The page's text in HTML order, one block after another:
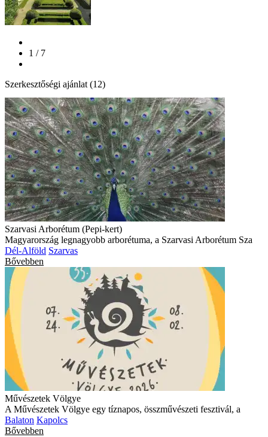
1 / 7
Szerkesztőségi ajánlat (12)
Szarvasi Arborétum (Pepi-kert)
Magyarország legnagyobb arborétuma, a Szarvasi Arborétum Sza
Dél-Alföld Szarvas
Bővebben
Művészetek Völgye
A Művészetek Völgye egy tíznapos, összművészeti fesztivál, a
Balaton Kapolcs
Bővebben